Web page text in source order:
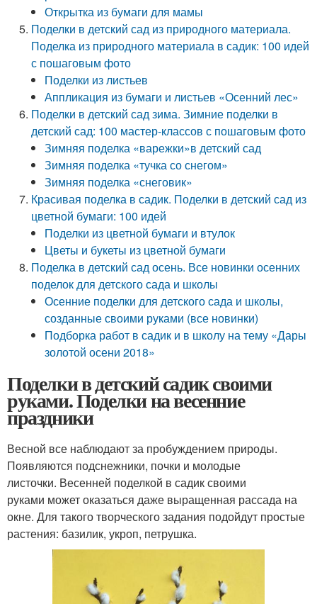
Открытка из бумаги для мамы
Поделки в детский сад из природного материала.
Поделка из природного материала в садик: 100 идей
с пошаговым фото
Поделки из листьев
Аппликация из бумаги и листьев «Осенний лес»
Поделки в детский сад зима. Зимние поделки в
детский сад: 100 мастер-классов с пошаговым фото
Зимняя поделка «варежки»в детский сад
Зимняя поделка «тучка со снегом»
Зимняя поделка «снеговик»
Красивая поделка в садик. Поделки в детский сад из
цветной бумаги: 100 идей
Поделки из цветной бумаги и втулок
Цветы и букеты из цветной бумаги
Поделка в детский сад осень. Все новинки осенних
поделок для детского сада и школы
Осенние поделки для детского сада и школы,
созданные своими руками (все новинки)
Подборка работ в садик и в школу на тему «Дары
золотой осени 2018»
Поделки в детский садик своими
руками. Поделки на весенние
праздники
Весной все наблюдают за пробуждением природы.
Появляются подснежники, почки и молодые
листочки. Весенней поделкой в садик своими
руками может оказаться даже выращенная рассада на
окне. Для такого творческого задания подойдут простые
растения: базилик, укроп, петрушка.